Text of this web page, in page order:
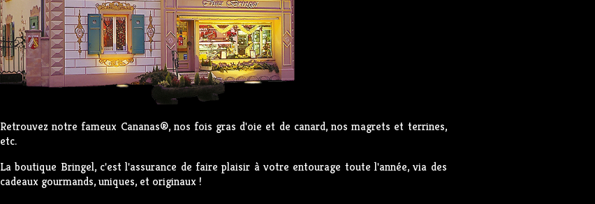
Retrouvez notre fameux Cananas®, nos fois gras d'oie et de canard, nos magrets et terrines,
etc.
La boutique Bringel, c'est l'assurance de faire plaisir à votre entourage toute l'année, via des
cadeaux gourmands, uniques, et originaux !